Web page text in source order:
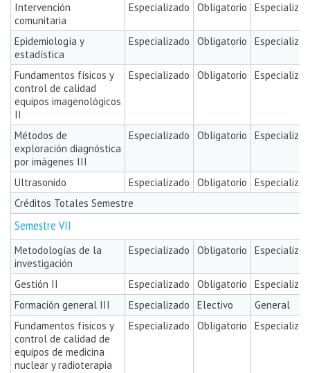
Intervención
comunitaria
Especializado Obligatorio
Epidemiología y
estadística
Especializado Obligatorio
Fundamentos físicos y
control de calidad
equipos imagenológicos
II
Especializado Obligatorio
Métodos de
exploración diagnóstica
por imágenes III
Especializado Obligatorio
Ultrasonido Especializado Obligatorio
Créditos Totales Semestre
Semestre VII
Metodologías de la
investigación
Especializado Obligatorio
Gestión II Especializado Obligatorio
Formación general III
Especializado Electivo
General
Fundamentos físicos y
control de calidad de
equipos de medicina
nuclear y radioterapia
Especializado Obligatorio